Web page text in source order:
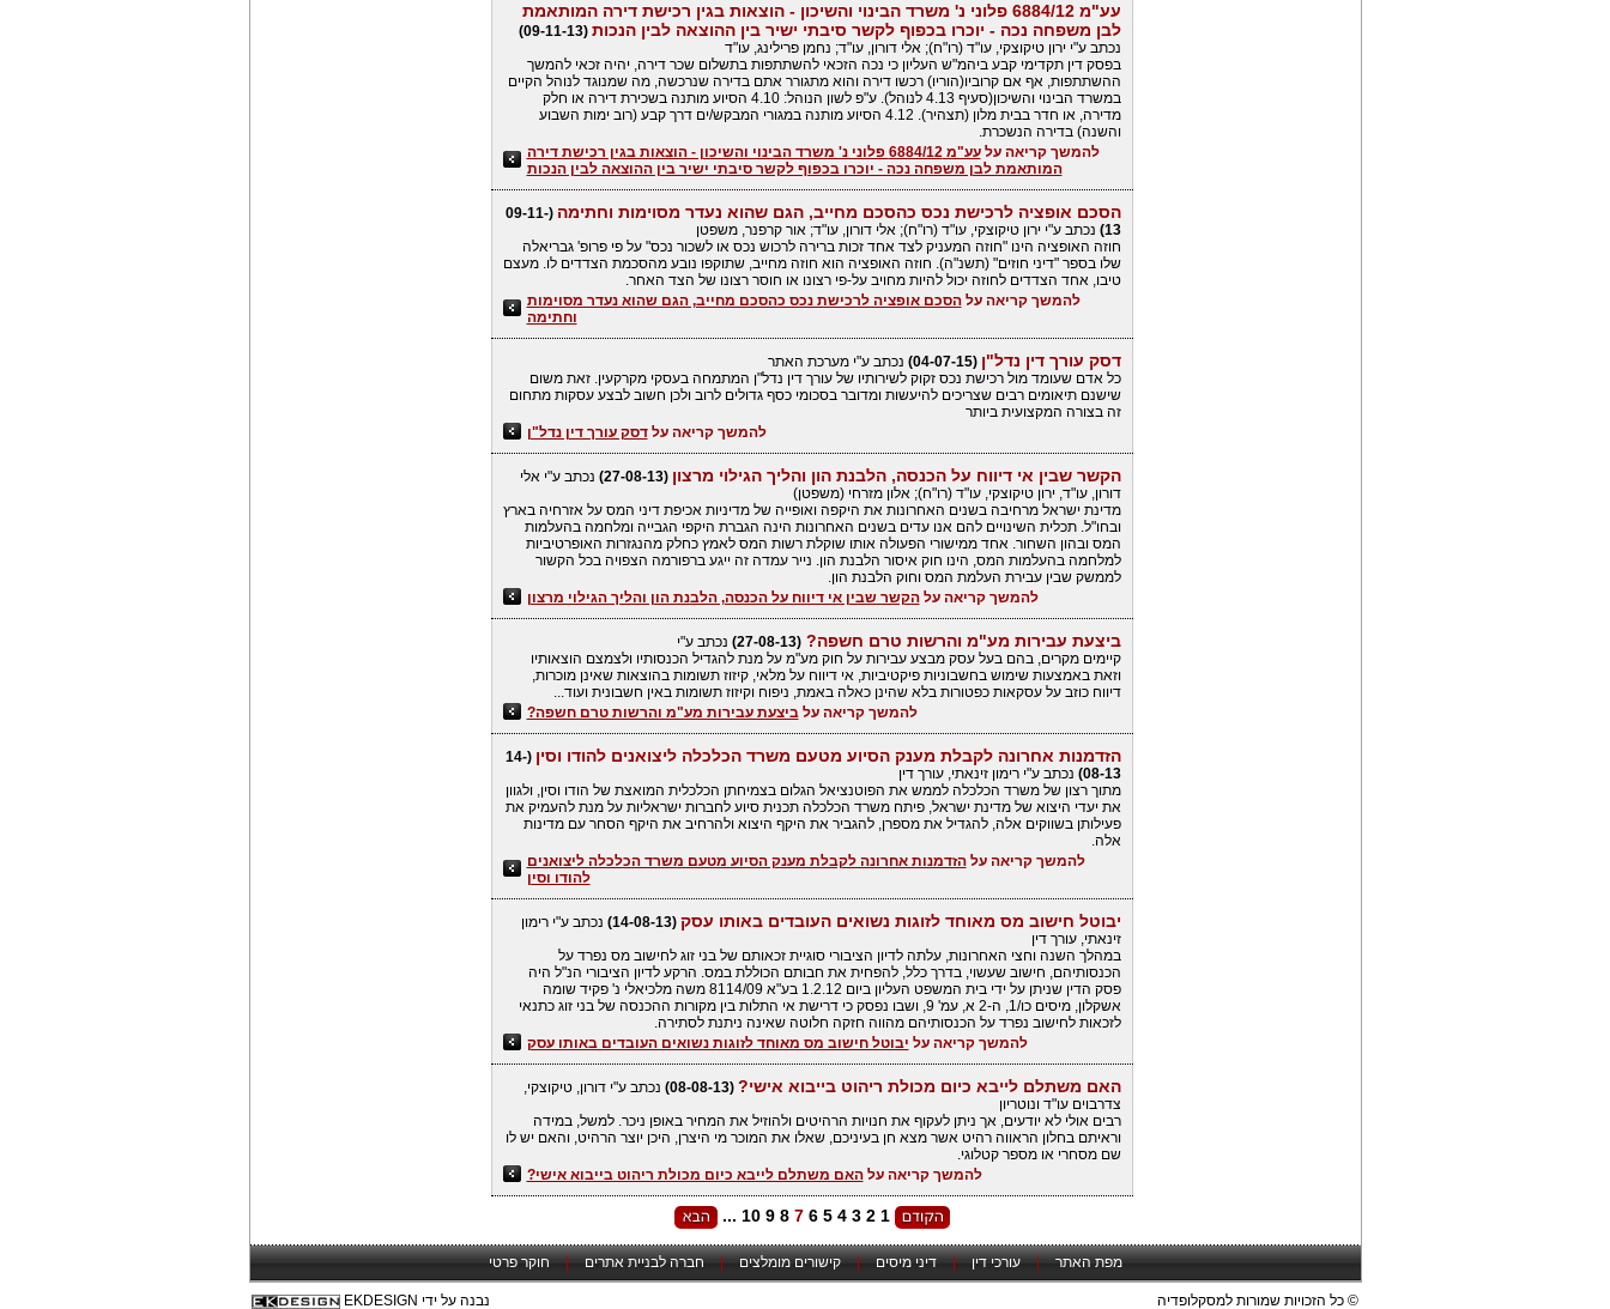
עע"מ 6884/12 פלוני נ' משרד הבינוי והשיכון - הוצאות בגין רכישת דירה המותאמת
לבן משפחה נכה - יוכרו בכפוף לקשר סיבתי ישיר בין ההוצאה לבין הנכות (09-11-13)
נכתב ע"י ירון טיקוצקי, עו"ד (רו"ח); אלי דורון, עו"ד; נחמן פרילינג, עו"ד
בפסק דין תקדימי קבע ביהמ"ש העליון כי נכה הזכאי להשתתפות בתשלום שכר דירה, יהיה זכאי להמשך
ההשתתפות, אף אם קרוביו(הוריו) רכשו דירה והוא מתגורר אתם בדירה שנרכשה, מה שמנוגד לנוהל הקיים
במשרד הבינוי והשיכון(סעיף 4.13 לנוהל). ע"פ לשון הנוהל: 4.10 הסיוע מותנה בשכירת דירה או חלק
מדירה, או חדר בבית מלון (תצהיר). 4.12 הסיוע מותנה במגורי המבקש/ים דרך קבע (רוב ימות השבוע
והשנה) בדירה הנשכרת.
להמשך קריאה על
עע"מ 6884/12 פלוני נ' משרד הבינוי והשיכון - הוצאות בגין רכישת דירה
המותאמת לבן משפחה נכה - יוכרו בכפוף לקשר סיבתי ישיר בין ההוצאה לבין הנכות
הסכם אופציה לרכישת נכס כהסכם מחייב, הגם שהוא נעדר מסוימות וחתימה
(09-11-
13) נכתב ע"י ירון טיקוצקי, עו"ד (רו"ח); אלי דורון, עו"ד; אור קרפנר, משפטן
חוזה האופציה הינו "חוזה המעניק לצד אחד זכות ברירה לרכוש נכס או לשכור נכס" על פי פרופ' גבריאלה
שלו בספר "דיני חוזים" (תשנ"ה). חוזה האופציה הוא חוזה מחייב, שתוקפו נובע מהסכמת הצדדים לו. מעצם
טיבו, אחד הצדדים לחוזה יכול להיות מחויב על-פי רצונו או חוסר רצונו של הצד האחר.
להמשך קריאה עלהסכם אופציה לרכישת נכס כהסכם מחייב, הגם שהוא נעדר מסוימות
וחתימה
דסק עורך דין נדל"ן (04-07-15)
נכתב ע"י מערכת האתר
כל אדם שעומד מול רכישת נכס זקוק לשירותיו של עורך דין נדל"ן המתמחה בעסקי מקרקעין. זאת משום
שישנם תיאומים רבים שצריכים להיעשות ומדובר בסכומי כסף גדולים לרוב ולכן חשוב לבצע עסקות מתחום
זה בצורה המקצועית ביותר
להמשך קריאה עלדסק עורך דין נדל"ן
הקשר שבין אי דיווח על הכנסה, הלבנת הון והליך הגילוי מרצון (27-08-13)
נכתב ע"י אלי
דורון, עו"ד, ירון טיקוצקי, עו"ד (רו"ח); אלון מזרחי (משפטן)
מדינת ישראל מרחיבה בשנים האחרונות את היקפה ואופייה של מדיניות אכיפת דיני המס על אזרחיה בארץ
ובחו"ל. תכלית השינויים להם אנו עדים בשנים האחרונות הינה הגברת היקפי הגבייה ומלחמה בהעלמות
המס ובהון השחור. אחד ממישורי הפעולה אותו שוקלת רשות המס לאמץ כחלק מהנגזרות האופרטיביות
למלחמה בהעלמות המס, הינו חוק איסור הלבנת הון. נייר עמדה זה ייגע ברפורמה הצפויה בכל הקשור
לממשק שבין עבירת העלמת המס וחוק הלבנת הון.
להמשך קריאה עלהקשר שבין אי דיווח על הכנסה, הלבנת הון והליך הגילוי מרצון
ביצעת עבירות מע"מ והרשות טרם חשפה?(27-08-13)
נכתב ע"י
קיימים מקרים, בהם בעל עסק מבצע עבירות על חוק מע"מ על מנת להגדיל הכנסותיו ולצמצם הוצאותיו
וזאת באמצעות שימוש בחשבוניות פיקטיביות, אי דיווח על מלאי, קיזוז תשומות בהוצאות שאינן מוכרות,
דיווח כוזב על עסקאות כפטורות בלא שהינן כאלה באמת, ניפוח וקיזוז תשומות באין חשבונית ועוד...
להמשך קריאה עלביצעת עבירות מע"מ והרשות טרם חשפה?
הזדמנות אחרונה לקבלת מענק הסיוע מטעם משרד הכלכלה ליצואנים להודו וסין
(14-
08-13) נכתב ע"י רימון זינאתי, עורך דין
מתוך רצון של משרד הכלכלה לממש את הפוטנציאל הגלום בצמיחתן הכלכלית המואצת של הודו וסין, ולגוון
את יעדי היצוא של מדינת ישראל, פיתח משרד הכלכלה תכנית סיוע לחברות ישראליות על מנת להעמיק את
פעילותן בשווקים אלה, להגדיל את מספרן, להגביר את היקף היצוא ולהרחיב את היקף הסחר עם מדינות
אלה.
להמשך קריאה עלהזדמנות אחרונה לקבלת מענק הסיוע מטעם משרד הכלכלה ליצואנים
להודו וסין
יבוטל חישוב מס מאוחד לזוגות נשואים העובדים באותו עסק (14-08-13)
נכתב ע"י רימון
זינאתי, עורך דין
במהלך השנה וחצי האחרונות, עלתה לדיון הציבורי סוגיית זכאותם של בני זוג לחישוב מס נפרד על
הכנסותיהם, חישוב שעשוי, בדרך כלל, להפחית את חבותם הכוללת במס. הרקע לדיון הציבורי הנ"ל היה
פסק הדין שניתן על ידי בית המשפט העליון ביום 1.2.12 בע"א 8114/09 משה מלכיאלי נ' פקיד שומה
אשקלון, מיסים כו/1, ה-2 א, עמ' 9, ושבו נפסק כי דרישת אי התלות בין מקורות ההכנסה של בני זוג כתנאי
לזכאות לחישוב נפרד על הכנסותיהם מהווה חזקה חלוטה שאינה ניתנת לסתירה.
להמשך קריאה על יבוטל חישוב מס מאוחד לזוגות נשואים העובדים באותו עסק
האם משתלם לייבא כיום מכולת ריהוט בייבוא אישי? (08-08-13)
נכתב ע"י דורון, טיקוצקי,
צדרבוים עו"ד ונוטריון
רבים אולי לא יודעים, אך ניתן לעקוף את חנויות הרהיטים ולהוזיל את המחיר באופן ניכר. למשל, במידה
וראיתם בחלון הראווה רהיט אשר מצא חן בעיניכם, שאלו את המוכר מי היצרן, היכן יוצר הרהיט, והאם יש לו
שם מסחרי או מספר קטלוגי.
להמשך קריאה עלהאם משתלם לייבא כיום מכולת ריהוט בייבוא אישי?
1
2
3
4
5
6
7
8
9
10
...
מפת האתר | עורכי דין | דיני מיסים | קישורים מומלצים | חברה לבניית אתרים | חוקר פרטי
© כל הזכויות שמורות למסקלופדיה נבנה על ידי EKDESIGN